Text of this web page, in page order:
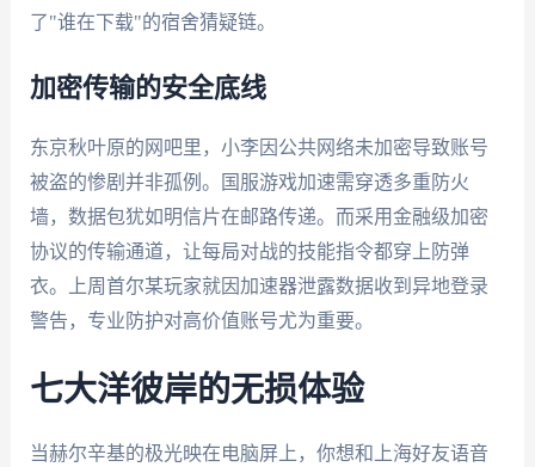
了"谁在下载"的宿舍猜疑链。
加密传输的安全底线
东京秋叶原的网吧里，小李因公共网络未加密导致账号
被盗的惨剧并非孤例。国服游戏加速需穿透多重防火
墙，数据包犹如明信片在邮路传递。而采用金融级加密
协议的传输通道，让每局对战的技能指令都穿上防弹
衣。上周首尔某玩家就因加速器泄露数据收到异地登录
警告，专业防护对高价值账号尤为重要。
七大洋彼岸的无损体验
当赫尔辛基的极光映在电脑屏上，你想和上海好友语音